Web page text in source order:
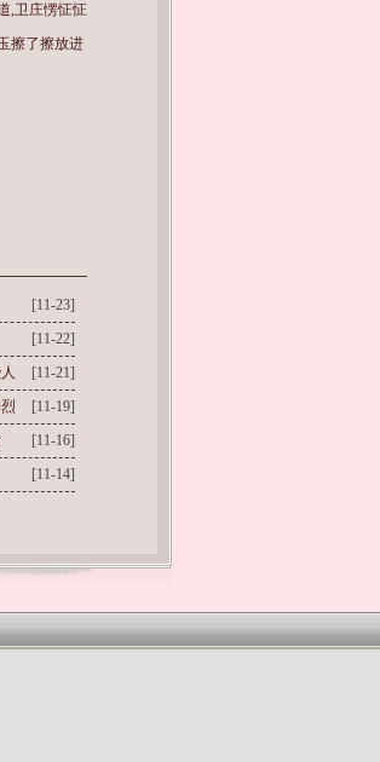
,卫庄愣怔怔
擦了擦放进
[11-23]
[11-22]
[11-21]
[11-19]
[11-16]
[11-14]